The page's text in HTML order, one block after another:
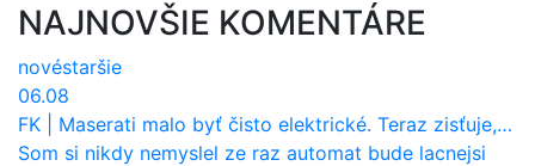
NAJNOVŠIE KOMENTÁRE
novéstaršie
06.08
FK
Maserati malo byť čisto elektrické. Teraz zisťuje, že potrebuje nový osemvalcový motor
Som si nikdy nemyslel ze raz automat bude lacnejsi